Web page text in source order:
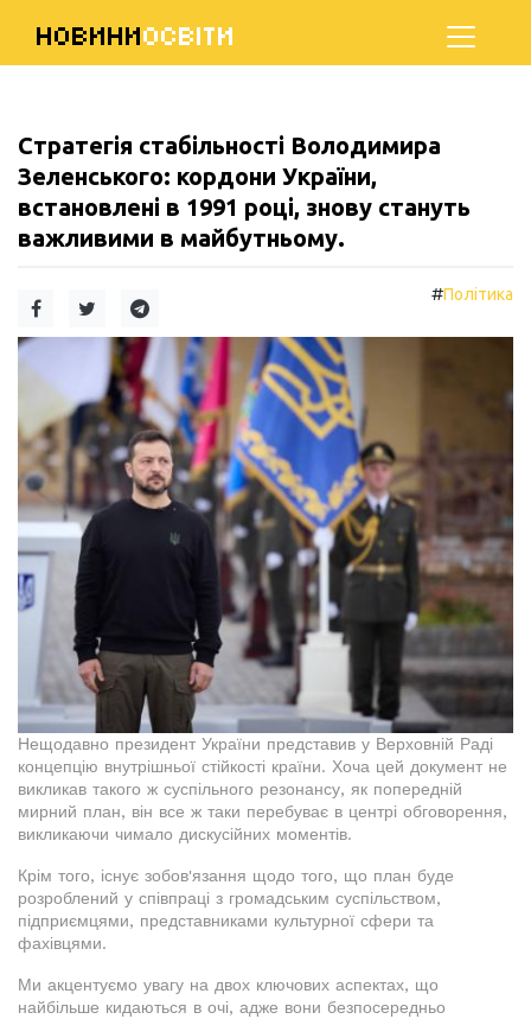
НОВИНИОСВІТИ
Стратегія стабільності Володимира
Зеленського: кордони України,
встановлені в 1991 році, знову стануть
важливими в майбутньому.
#Політика
Нещодавно президент України представив у Верховній Раді
концепцію внутрішньої стійкості країни. Хоча цей документ не
викликав такого ж суспільного резонансу, як попередній
мирний план, він все ж таки перебуває в центрі обговорення,
викликаючи чимало дискусійних моментів.
Крім того, існує зобов'язання щодо того, що план буде
розроблений у співпраці з громадським суспільством,
підприємцями, представниками культурної сфери та
фахівцями.
Ми акцентуємо увагу на двох ключових аспектах, що
найбільше кидаються в очі, адже вони безпосередньо